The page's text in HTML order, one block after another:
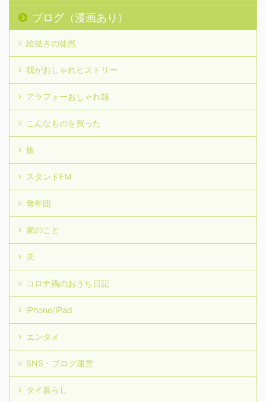
ブログ（漫画あり）
絵描きの徒然
我がおしゃれヒストリー
アラフォーおしゃれ録
こんなものを買った
旅
スタンドFM
青年団
家のこと
夫
コロナ禍のおうち日記
iPhone/iPad
エンタメ
SNS・ブログ運営
タイ暮らし